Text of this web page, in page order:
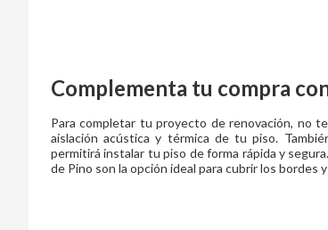
Complementa tu compra
Para completar tu proyecto de renovación, no
aislación acústica y térmica de tu piso.
permitirá instalar tu piso de forma rápida y
de Pino son la opción ideal para cubrir los bordes